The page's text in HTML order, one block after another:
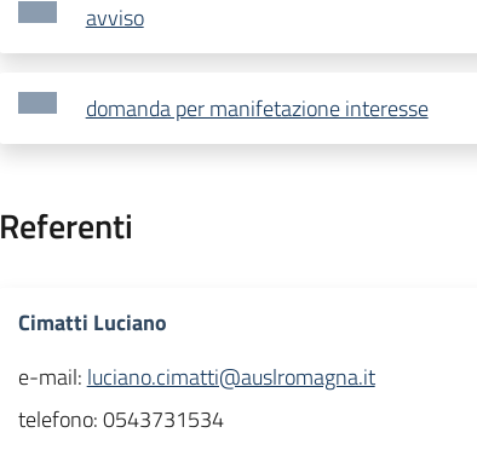
avviso
domanda per manifetazione interesse
Referenti
Cimatti Luciano
e-mail: luciano.cimatti@auslromagna.it
telefono:0543731534